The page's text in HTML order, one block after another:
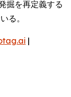
掘を再定義する
る。
|